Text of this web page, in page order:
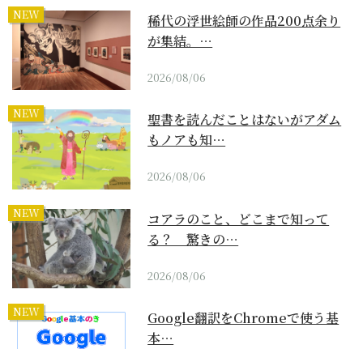
NEW
稀代の浮世絵師の作品200点余り
が集結。…
2026/08/06
NEW
聖書を読んだことはないがアダム
もノアも知…
2026/08/06
NEW
コアラのこと、どこまで知って
る？ 驚きの…
2026/08/06
NEW
Google翻訳をChromeで使う基
本…